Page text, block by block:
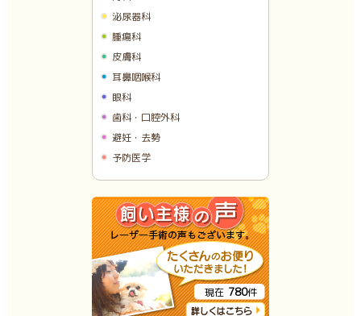
泌尿器科
腫瘍科
皮膚科
耳鼻咽喉科
眼科
歯科・口腔外科
避妊・去勢
予防医学
現在 780件